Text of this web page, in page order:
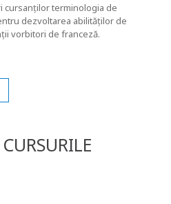
cursanților terminologia de
dezvoltarea abilităților de
vorbitori de franceză.